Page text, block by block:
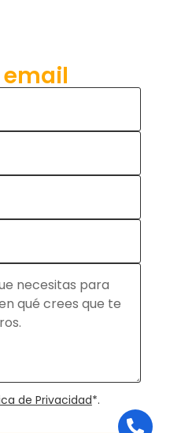
de Privacidad*.